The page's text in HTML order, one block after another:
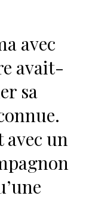
avec
avait-
sa
un